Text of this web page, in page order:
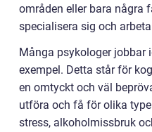
områden eller bara några
specialisera sig och
Många psykologer jobbar
exempel. Detta står för
en omtyckt och väl
utföra och få för olika
stress, alkoholmissbruk